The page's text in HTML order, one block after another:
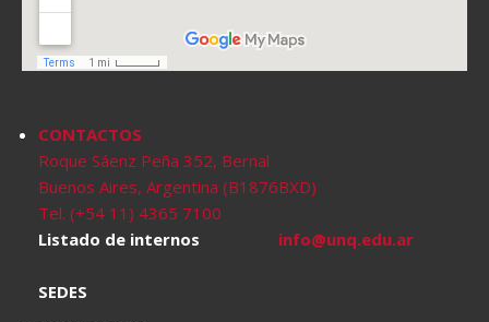
CONTACTOS
Roque Sáenz Peña 352, Bernal
Buenos Aires, Argentina (B1876BXD)
Tel. (+54 11) 4365 7100
Listado de internos
info@unq.edu.ar
SEDES